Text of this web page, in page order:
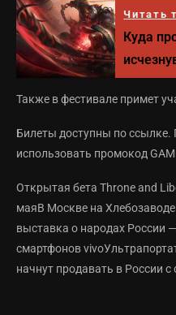
Читать
Куда
Также в фестивале примет
Билеты доступны по
использовать промокод
Открытая бета Throne and
маяВ Москве на
выставка о народах России
смартфонов
начнут продавать в России